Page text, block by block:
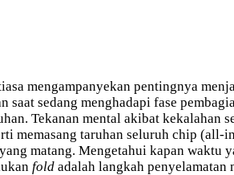
mengampanyekan pentingnya
saat sedang menghadapi fase
Tekanan mental akibat kekalahan
memasang taruhan seluruh chip (all-
matang. Mengetahui kapan waktu
foldadalah langkah penyelamatan